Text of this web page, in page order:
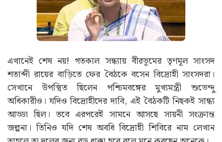
এখানেই শেষ নয়! গতকাল সন্ধ্যায় বীরভূমের তৃণমূল সাংসদ
শতাব্দী রায়ের বাড়িতে ফের বৈঠকে বসেন বিদ্রোহী সাংসদরা।
সেখানে উপস্থিত ছিলেন পশ্চিমবঙ্গের মুখ্যমন্ত্রী শুভেন্দু
অধিকারীও। যদিও বিদ্রোহীদের দাবি, এই বৈঠকটি নিছকই সান্ধ্য
আড্ডা ছিল। তবে এরপরেই সামনে আসছে সায়নী সংক্রান্ত
জল্পনা। তিনিও যদি শেষ অবধি বিদ্রোহী শিবিরে নাম লেখান